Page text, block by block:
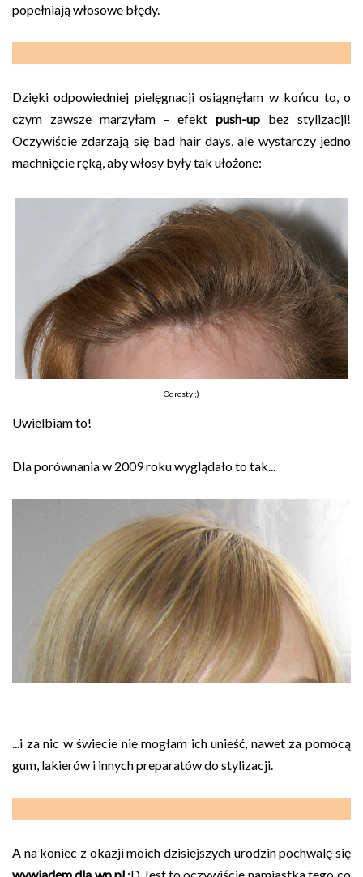
popełniają włosowe błędy.
Dzięki odpowiedniej pielęgnacji osiągnęłam w końcu to, o
czym zawsze marzyłam – efekt push-up bez stylizacji!
Oczywiście zdarzają się bad hair days, ale wystarczy jedno
machnięcie ręką, aby włosy były tak ułożone:
Odrosty ;)
Uwielbiam to!
Dla porównania w 2009 roku wyglądało to tak...
...i za nic w świecie nie mogłam ich unieść, nawet za pomocą
gum, lakierów i innych preparatów do stylizacji.
A na koniec z okazji moich dzisiejszych urodzin pochwalę się